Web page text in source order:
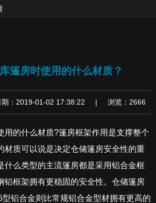
篷房时使用的什么材质？
：2019-01-02 17:38:22 | 浏览：2666
用的什么材质?篷房框架作用是支撑整个
材质可以说是决定仓储篷房安全性的重
什么类型的主流篷房都是采用铝合金框
铝框架拥有更稳固的安全性。仓储篷房
铝合金则比常规铝合金型材拥有更高的